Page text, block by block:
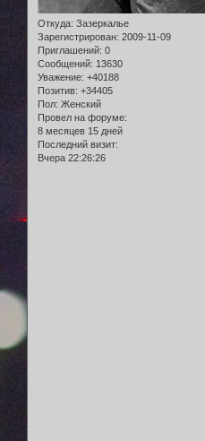
Откуда: Зазеркалье
Зарегистрирован: 2009-11-09
Приглашений: 0
Сообщений: 13630
Уважение: +40188
Позитив: +34405
Пол: Женский
Провел на форуме:
8 месяцев 15 дней
Последний визит:
Вчера 22:26:26